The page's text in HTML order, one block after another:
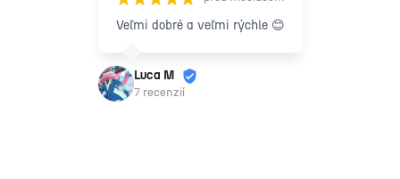
Veľmi dobré a veľmi rýchle 😊
Luca M
7 recenzií